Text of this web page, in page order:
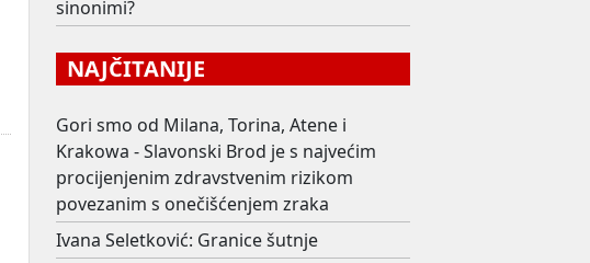
sinonimi?
NAJČITANIJE
Gori smo od Milana, Torina, Atene i
Krakowa - Slavonski Brod je s najvećim
procijenjenim zdravstvenim rizikom
povezanim s onečišćenjem zraka
Ivana Seletković: Granice šutnje